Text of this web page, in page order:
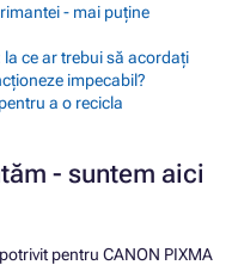
- mai puține
ce ar trebui să acordați
impecabil?
a o recicla
- suntem aici
pentru CANON PIXMA